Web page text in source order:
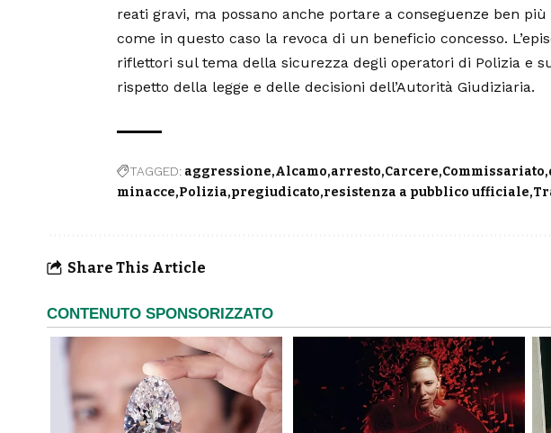
reati gravi, ma possano anche portare a conseguenze ben
come in questo caso la revoca di un beneficio concesso.
riflettori sul tema della sicurezza degli operatori di Polizia e
rispetto della legge e delle decisioni dell’Autorità Giudiziaria.
TAGGED: aggressione Alcamo arresto Carcere Commissariato
minacce Polizia pregiudicato resistenza a pubblico ufficiale
Share This Article